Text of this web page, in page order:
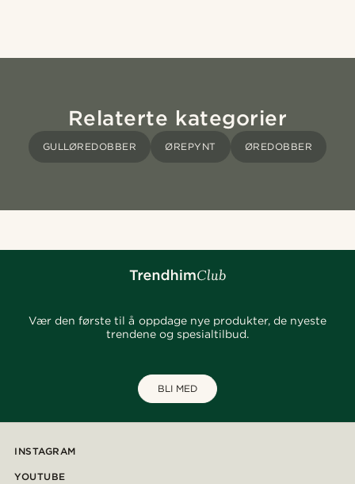
Relaterte kategorier
GULLØREDOBBER ØREPYNT ØREDOBBER
Vær den første til å oppdage nye produkter, de nyeste
trendene og spesialtilbud.
BLI MED
INSTAGRAM
YOUTUBE